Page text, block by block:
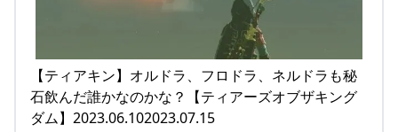
【ティアキン】オルドラ、フロドラ、ネルドラも秘
石飲んだ誰かなのかな？【ティアーズオブザキング
ダム】2023.06.102023.07.15